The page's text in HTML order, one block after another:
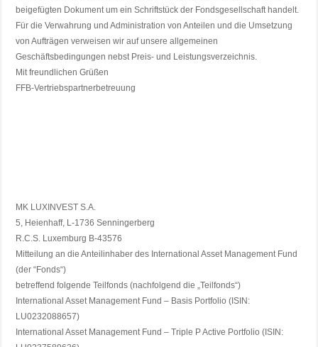
beigefügten Dokument um ein Schriftstück der Fondsgesellschaft handelt.
Für die Verwahrung und Administration von Anteilen und die Umsetzung
von Aufträgen verweisen wir auf unsere allgemeinen
Geschäftsbedingungen nebst Preis- und Leistungsverzeichnis.
Mit freundlichen Grüßen
FFB-Vertriebspartnerbetreuung
MK LUXINVEST S.A.
5, Heienhaff, L-1736 Senningerberg
R.C.S. Luxemburg B-43576
Mitteilung an die Anteilinhaber des International Asset Management Fund
(der “Fonds“)
betreffend folgende Teilfonds (nachfolgend die „Teilfonds“)
International Asset Management Fund – Basis Portfolio (ISIN:
LU0232088657)
International Asset Management Fund – Triple P Active Portfolio (ISIN: